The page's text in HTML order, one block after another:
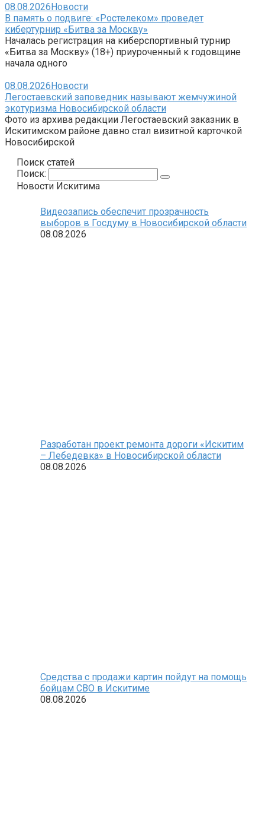
08.08.2026Новости
В память о подвиге: «Ростелеком» проведет
кибертурнир «Битва за Москву»
Началась регистрация на киберспортивный турнир
«Битва за Москву» (18+) приуроченный к годовщине
начала одного
08.08.2026Новости
Легостаевский заповедник называют жемчужиной
экотуризма Новосибирской области
Фото из архива редакции Легостаевский заказник в
Искитимском районе давно стал визитной карточкой
Новосибирской
Поиск статей
Поиск:
Новости Искитима
Видеозапись обеспечит прозрачность
выборов в Госдуму в Новосибирской области
08.08.2026
Разработан проект ремонта дороги «Искитим
– Лебедевка» в Новосибирской области
08.08.2026
Средства с продажи картин пойдут на помощь
бойцам СВО в Искитиме
08.08.2026